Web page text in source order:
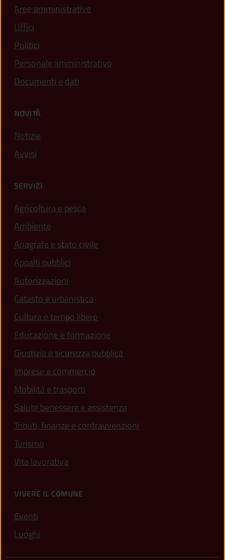
Aree amministrative
Uffici
Politici
Personale amministrativo
Documenti e dati
NOVITÀ
Notizie
Avvisi
SERVIZI
Agricoltura e pesca
Ambiente
Anagrafe e stato civile
Appalti pubblici
Autorizzazioni
Catasto e urbanistica
Cultura e tempo libero
Educazione e formazione
Giustizia e sicurezza pubblica
Imprese e commercio
Mobilità e trasporti
Salute benessere e assistenza
Tributi, finanze e contravvenzioni
Turismo
Vita lavorativa
VIVERE IL COMUNE
Eventi
Luoghi